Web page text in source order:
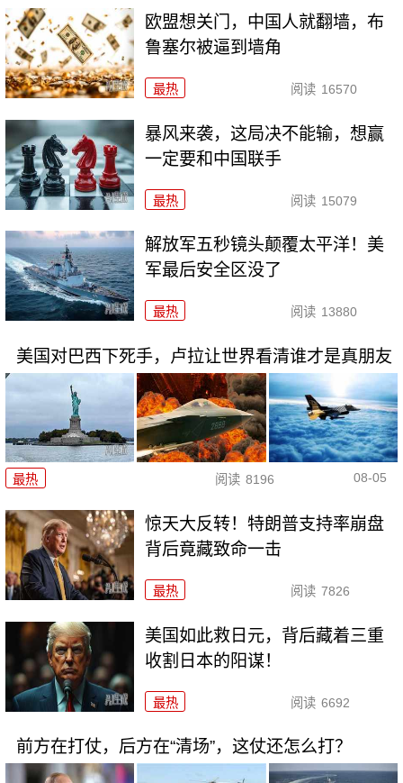
欧盟想关门，中国人就翻墙，布
鲁塞尔被逼到墙角
最热 阅读 16570
暴风来袭，这局决不能输，想赢
一定要和中国联手
最热 阅读 15079
解放军五秒镜头颠覆太平洋！美
军最后安全区没了
最热 阅读 13880
美国对巴西下死手，卢拉让世界看清谁才是真朋友
最热 阅读 8196 08-05
惊天大反转！特朗普支持率崩盘
背后竟藏致命一击
最热 阅读 7826
美国如此救日元，背后藏着三重
收割日本的阳谋！
最热 阅读 6692
前方在打仗，后方在“清场”，这仗还怎么打？